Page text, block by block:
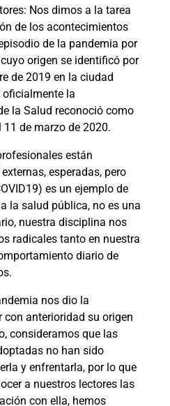
Nos dimos a la tarea
de los acontecimientos
de la pandemia por
cuyo origen se identificó por
de 2019 en la ciudad
oficialmente la
la Salud reconoció como
de marzo de 2020.
están
esperadas, pero
es un ejemplo de
la salud pública, no es una
nuestra disciplina nos
radicales tanto en nuestra
diario de
nos dio la
anterioridad su origen
consideramos que las
no han sido
y enfrentarla, por lo que
a nuestros lectores las
con ella, hemos